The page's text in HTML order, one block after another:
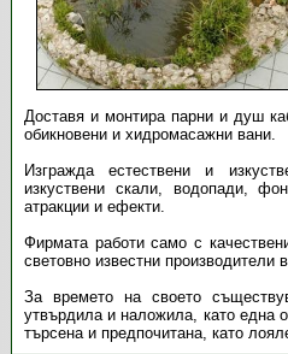
Доставя и монтира парни и душ
обикновени и хидромасажни вани.
Изгражда естествени и
изкуствени скали, водопади,
атракции и ефекти.
Фирмата работи само с
световно известни производители
За времето на своето
утвърдила и наложила, като една
търсена и предпочитана, като